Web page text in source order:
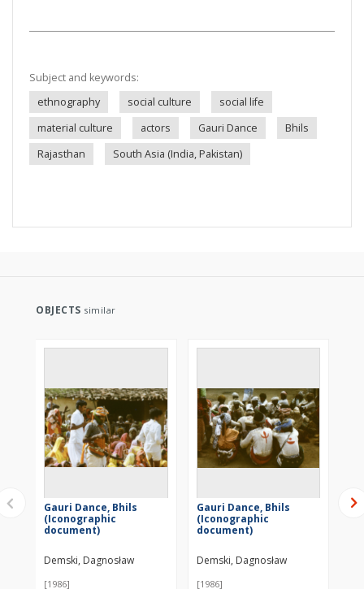
Subject and keywords:
ethnography
social culture
social life
material culture
actors Gauri Dance
Bhils
Rajasthan
South Asia (India, Pakistan)
OBJECTS similar
Gauri Dance, Bhils
(Iconographic
document)
Demski, Dagnosław
[1986]
Gauri Dance, Bhils
(Iconographic
document)
Demski, Dagnosław
[1986]